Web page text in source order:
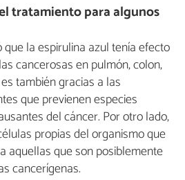
tratamiento para algunos
la espirulina azul tenía efecto
cancerosas en pulmón, colon,
también gracias a las
que previenen especies
del cáncer. Por otro lado,
propias del organismo que
aquellas que son posiblemente
cancerígenas.